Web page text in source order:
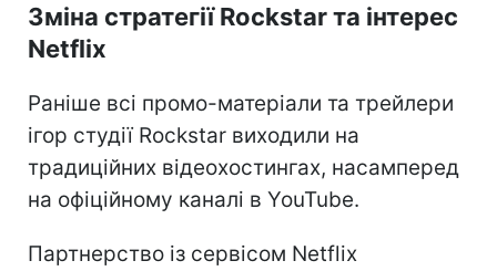
Зміна стратегії Rockstar та інтерес
Netflix
Раніше всі промо-матеріали та трейлери
ігор студії Rockstar виходили на
традиційних відеохостингах, насамперед
на офіційному каналі в YouTube.
Партнерство із сервісом Netflix